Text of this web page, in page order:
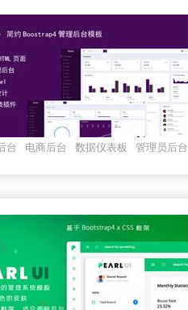
台 电商后台 数据仪表板
管理员后台